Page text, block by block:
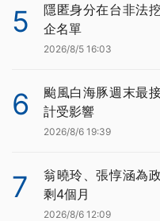
5
隱匿身分在台非法
企名單
2026/8/5 16:03
6
颱風白海豚週末最
計受影響
2026/8/6 19:39
7
翁曉玲、張惇涵為
剩4個月
2026/8/6 12:09